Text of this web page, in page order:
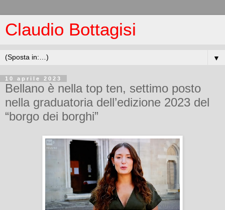
Claudio Bottagisi
▼
10 aprile 2023
Bellano è nella top ten, settimo posto
nella graduatoria dell’edizione 2023 del
“borgo dei borghi”